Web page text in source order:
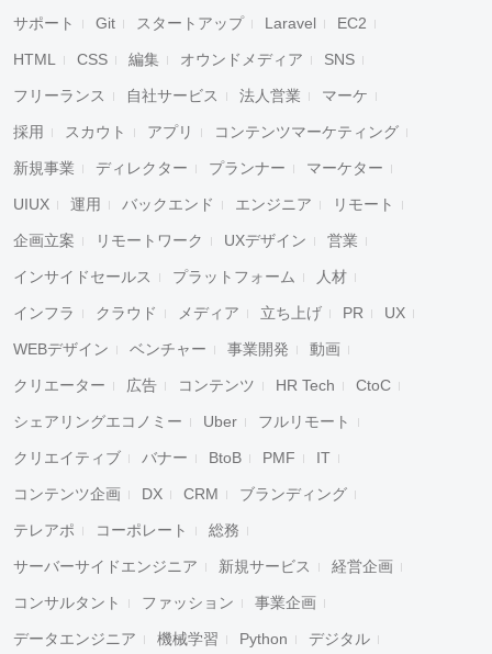
サポート Git スタートアップ Laravel EC2
HTML CSS 編集 オウンドメディア SNS
フリーランス 自社サービス 法人営業 マーケ
採用 スカウト アプリ コンテンツマーケティング
新規事業 ディレクター プランナー マーケター
UIUX 運用 バックエンド エンジニア リモート
企画立案 リモートワーク UXデザイン 営業
インサイドセールス プラットフォーム 人材
インフラ クラウド メディア 立ち上げ PR UX
WEBデザイン ベンチャー 事業開発 動画
クリエーター 広告 コンテンツ HR Tech CtoC
シェアリングエコノミー Uber フルリモート
クリエイティブ バナー BtoB PMF IT
コンテンツ企画 DX CRM ブランディング
テレアポ コーポレート 総務
サーバーサイドエンジニア 新規サービス 経営企画
コンサルタント ファッション 事業企画
データエンジニア 機械学習 Python デジタル